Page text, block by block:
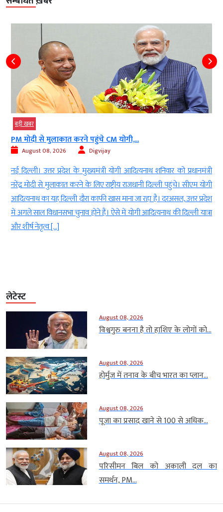
बड़ी खबर
PM मोदी से मुलाकात करने पहुंचे CM योगी,...
August 08, 2026 Digvijay
नई दिल्ली। उत्तर प्रदेश के मुख्यमंत्री योगी आदित्यनाथ शनिवार को प्रधानमंत्री
नरेंद्र मोदी से मुलाकात करने के लिए राष्ट्रीय राजधानी दिल्ली पहुंचे। सीएम योगी
आदित्यनाथ का यह दिल्ली दौरा काफी खास माना जा रहा है। दरअसल, उत्तर प्रदेश
में अगले साल विधानसभा चुनाव होने हैं। ऐसे में योगी आदित्यनाथ की दिल्ली यात्रा
और शीर्ष नेतृत्व […]
लेटेस्ट
August 08, 2026
विश्वगुरु बनना है तो हाशिए के लोगों को...
August 08, 2026
होर्मुज में तनाव के बीच भारत का प्लान...
August 08, 2026
पूजा का प्रसाद खाने से 100 से अधिक...
August 08, 2026
परिसीमन बिल को अकाली दल का
समर्थन, PM...